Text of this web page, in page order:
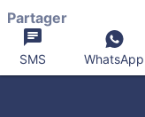
Partager
SMS WhatsApp